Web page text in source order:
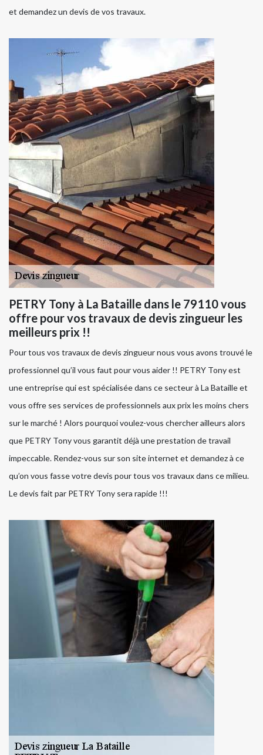
et demandez un devis de vos travaux.
PETRY Tony à La Bataille dans le 79110 vous
offre pour vos travaux de devis zingueur les
meilleurs prix !!
Pour tous vos travaux de devis zingueur nous vous avons trouvé le
professionnel qu’il vous faut pour vous aider !! PETRY Tony est
une entreprise qui est spécialisée dans ce secteur à La Bataille et
vous offre ses services de professionnels aux prix les moins chers
sur le marché ! Alors pourquoi voulez-vous chercher ailleurs alors
que PETRY Tony vous garantit déjà une prestation de travail
impeccable. Rendez-vous sur son site internet et demandez à ce
qu’on vous fasse votre devis pour tous vos travaux dans ce milieu.
Le devis fait par PETRY Tony sera rapide !!!